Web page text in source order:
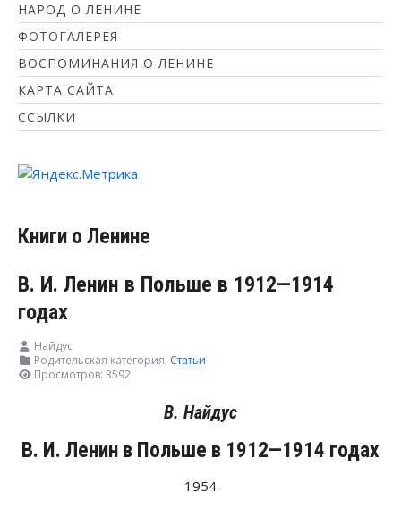
НАРОД О ЛЕНИНЕ
ФОТОГАЛЕРЕЯ
ВОСПОМИНАНИЯ О ЛЕНИНЕ
КАРТА САЙТА
ССЫЛКИ
Книги о Ленине
В. И. Ленин в Польше в 1912—1914
годах
Найдус
Родительская категория: Статьи
Просмотров: 3592
В. Найдус
В. И. Ленин в Польше в 1912—1914 годах
1954